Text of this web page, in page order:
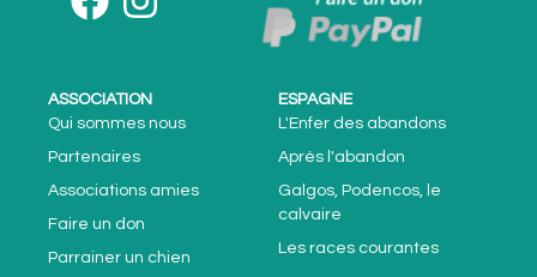
ASSOCIATION
Qui sommes nous
Partenaires
Associations amies
Faire un don
Parrainer un chien
ESPAGNE
L'Enfer des abandons
Après l'abandon
Galgos, Podencos, le
calvaire
Les races courantes